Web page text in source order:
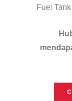
Fuel